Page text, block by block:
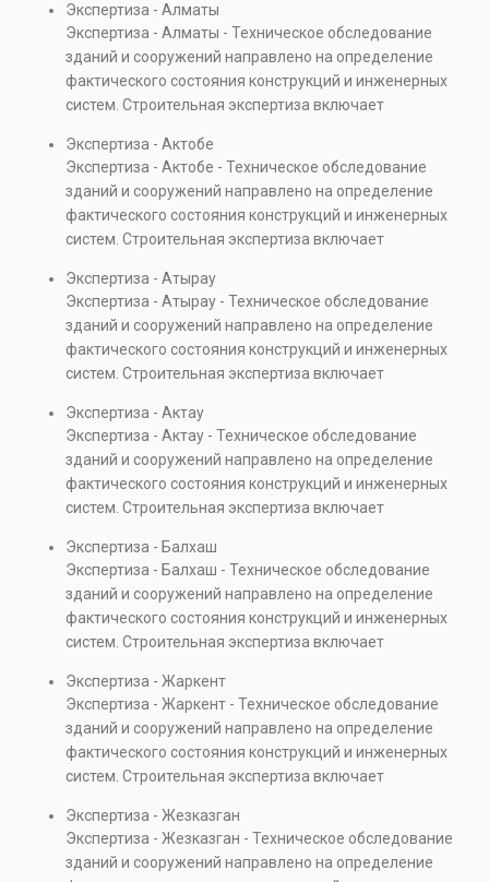
элементов и оценку эксплуатационной безопасности.
Услуга востребована при покупке недвижимости,
капитальном ремонте и реконструкции объектов, а
также при судебных разбирательствах и технических
проверках.
Экспертиза - Алматы
Экспертиза - Алматы - Техническое обследование
зданий и сооружений направлено на определение
фактического состояния конструкций и инженерных
систем. Строительная экспертиза включает
элементов и оценку эксплуатационной безопасности.
Услуга востребована при покупке недвижимости,
капитальном ремонте и реконструкции объектов, а
также при судебных разбирательствах и технических
проверках.
Экспертиза - Актобе
Экспертиза - Актобе - Техническое обследование
зданий и сооружений направлено на определение
фактического состояния конструкций и инженерных
систем. Строительная экспертиза включает
элементов и оценку эксплуатационной безопасности.
Услуга востребована при покупке недвижимости,
капитальном ремонте и реконструкции объектов, а
также при судебных разбирательствах и технических
проверках.
Экспертиза - Атырау
Экспертиза - Атырау - Техническое обследование
зданий и сооружений направлено на определение
фактического состояния конструкций и инженерных
систем. Строительная экспертиза включает
элементов и оценку эксплуатационной безопасности.
Услуга востребована при покупке недвижимости,
капитальном ремонте и реконструкции объектов, а
также при судебных разбирательствах и технических
проверках.
Экспертиза - Актау
Экспертиза - Актау - Техническое обследование
зданий и сооружений направлено на определение
фактического состояния конструкций и инженерных
систем. Строительная экспертиза включает
элементов и оценку эксплуатационной безопасности.
Услуга востребована при покупке недвижимости,
капитальном ремонте и реконструкции объектов, а
также при судебных разбирательствах и технических
проверках.
Экспертиза - Балхаш
Экспертиза - Балхаш - Техническое обследование
зданий и сооружений направлено на определение
фактического состояния конструкций и инженерных
систем. Строительная экспертиза включает
элементов и оценку эксплуатационной безопасности.
Услуга востребована при покупке недвижимости,
капитальном ремонте и реконструкции объектов, а
также при судебных разбирательствах и технических
проверках.
Экспертиза - Жаркент
Экспертиза - Жаркент - Техническое обследование
зданий и сооружений направлено на определение
фактического состояния конструкций и инженерных
систем. Строительная экспертиза включает
элементов и оценку эксплуатационной безопасности.
Услуга востребована при покупке недвижимости,
капитальном ремонте и реконструкции объектов, а
Экспертиза - Жезказган
Экспертиза - Жезказган - Техническое обследование
зданий и сооружений направлено на определение